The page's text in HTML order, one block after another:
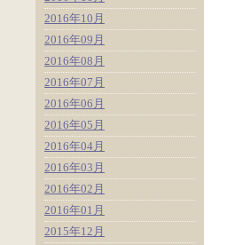
2016年10月
2016年09月
2016年08月
2016年07月
2016年06月
2016年05月
2016年04月
2016年03月
2016年02月
2016年01月
2015年12月